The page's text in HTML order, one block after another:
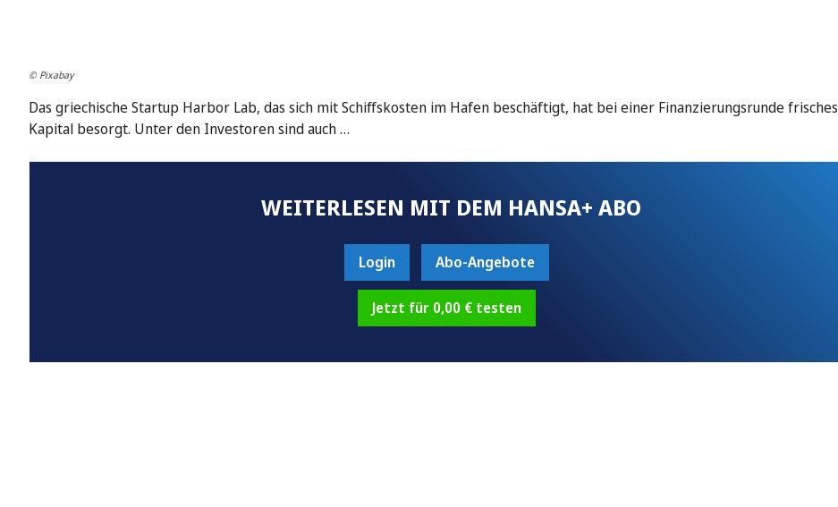
© Pixabay
Das griechische Startup Harbor Lab, das sich mit Schiffskosten im Hafen beschäftigt, hat bei einer Finanzierungsrunde frisches
Kapital besorgt. Unter den Investoren sind auch …
WEITERLESEN MIT DEM HANSA+ ABO
Login Abo-Angebote
Jetzt für 0,00 € testen